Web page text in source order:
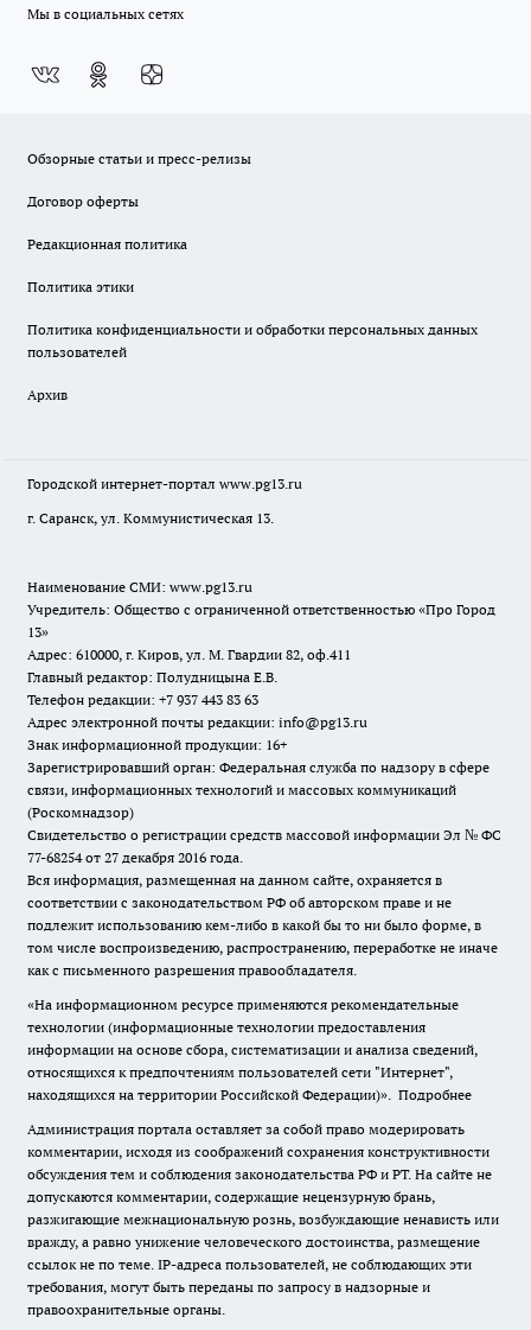
Мы в социальных сетях
Обзорные статьи и пресс-релизы
Договор оферты
Редакционная политика
Политика этики
Политика конфиденциальности и обработки персональных данных
пользователей
Архив
Городской интернет-портал www.pg13.ru
г. Саранск, ул. Коммунистическая 13.
Наименование СМИ: www.pg13.ru
Учредитель: Общество с ограниченной ответственностью «Про Город
13»
Адрес: 610000, г. Киров, ул. М. Гвардии 82, оф.411
Главный редактор: Полудницына Е.В.
Телефон редакции: +7 937 443 83 63
Адрес электронной почты редакции: info@pg13.ru
Знак информационной продукции: 16+
Зарегистрировавший орган: Федеральная служба по надзору в сфере
связи, информационных технологий и массовых коммуникаций
(Роскомнадзор)
Свидетельство о регистрации средств массовой информации Эл № ФС
77-68254 от 27 декабря 2016 года.
Вся информация, размещенная на данном сайте, охраняется в
соответствии с законодательством РФ об авторском праве и не
подлежит использованию кем-либо в какой бы то ни было форме, в
том числе воспроизведению, распространению, переработке не иначе
как с письменного разрешения правообладателя.
«На информационном ресурсе применяются рекомендательные
технологии (информационные технологии предоставления
информации на основе сбора, систематизации и анализа сведений,
относящихся к предпочтениям пользователей сети "Интернет",
находящихся на территории Российской Федерации)». Подробнее
Администрация портала оставляет за собой право модерировать
комментарии, исходя из соображений сохранения конструктивности
обсуждения тем и соблюдения законодательства РФ и РТ. На сайте не
допускаются комментарии, содержащие нецензурную брань,
разжигающие межнациональную рознь, возбуждающие ненависть или
вражду, а равно унижение человеческого достоинства, размещение
ссылок не по теме. IP-адреса пользователей, не соблюдающих эти
требования, могут быть переданы по запросу в надзорные и
правоохранительные органы.